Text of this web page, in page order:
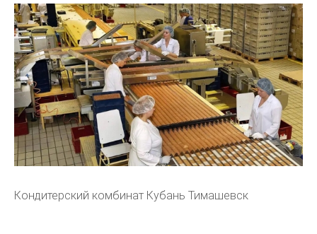
Кондитерский комбинат Кубань Тимашевск